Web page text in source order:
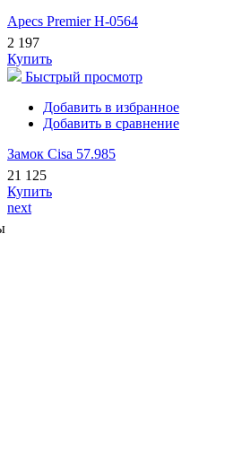
Apecs Premier H-0564
2 197
Купить
Быстрый просмотр
Добавить в избранное
Добавить в сравнение
Замок Cisa 57.985
21 125
Купить
next